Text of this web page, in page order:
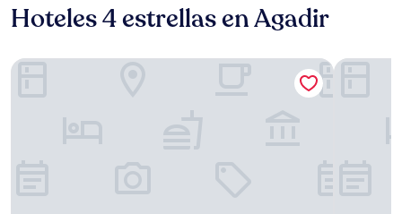
Hoteles 4 estrellas en Agadir
Riad Villa Blanche